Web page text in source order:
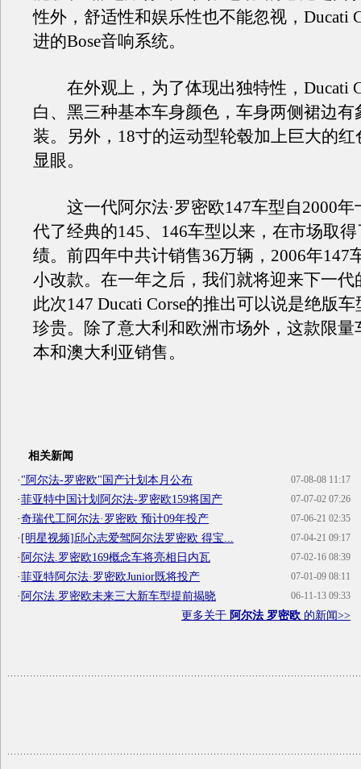
性外，舒适性和娱乐性也不能忽视，Ducati
进的Bose音响系统。
在外观上，为了体现出独特性，Ducati
白、黑三种基本车身颜色，车身两侧裙边有
装。另外，18寸的运动型轮毂加上巨大的
显眼。
这一代阿尔法·罗密欧147车型自2000年
代了经典的145、146车型以来，在市场取
绩。前四年中共计销售36万辆，2006年147
小改款。在一年之后，我们就将迎来下一代
此次147 Ducati Corse的推出可以说是绝版
珍贵。除了意大利和欧洲市场外，这款限量
本和澳大利亚销售。
相关新闻
07-08-08 11:17
·"阿尔法-罗密欧"国产计划本月公布
07-07-02 07:26
·菲亚特中国计划阿尔法-罗密欧159将国产
07-06-21 02:35
·奇瑞代工阿尔法·罗密欧 预计09年投产
07-04-21 09:17
·[明星视频]邱心志爱驾阿尔法罗密欧 得宝...
07-02-16 08:39
· 阿尔法.罗密欧169概念车将亮相日内瓦
07-01-09 08:11
·菲亚特阿尔法·罗密欧Junior既将投产
06-11-13 09:33
· 阿尔法.罗密欧未来三大新车型提前揭晓
更多关于 阿尔法 罗密欧 的新闻>>